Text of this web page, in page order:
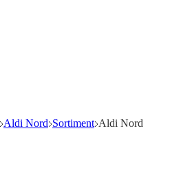
Aldi Nord Sortiment Aldi Nord